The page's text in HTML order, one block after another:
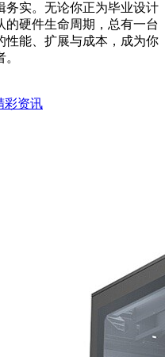
务实。无论你正为毕业设计
硬件生命周期，总有一台
性能、扩展与成本，成为你
彩资讯